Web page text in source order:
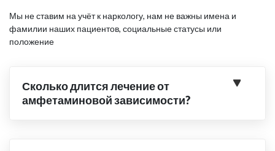
Мы не ставим на учёт к наркологу, нам не важны имена и
фамилии наших пациентов, социальные статусы или
положение
Сколько длится лечение от
амфетаминовой зависимости?